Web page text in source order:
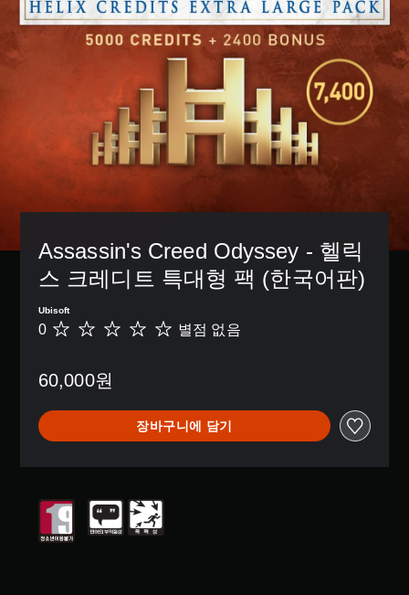
Assassin's Creed Odyssey - 헬릭
스 크레디트 특대형 팩 (한국어판)
Ubisoft
별
음
0 별점 없음
60,000원
장바구니에 담기